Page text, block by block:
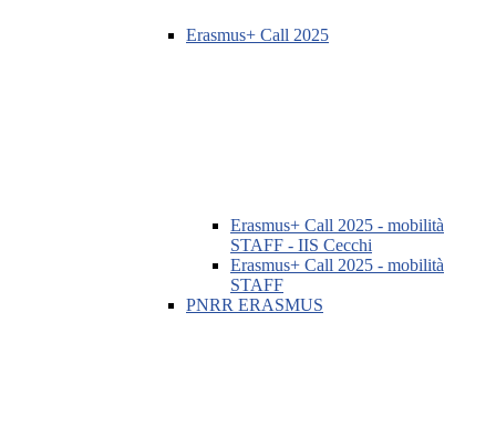
Erasmus+ Call 2025
Erasmus+ Call 2025 - mobilità
STAFF - IIS Cecchi
Erasmus+ Call 2025 - mobilità
STAFF
PNRR ERASMUS